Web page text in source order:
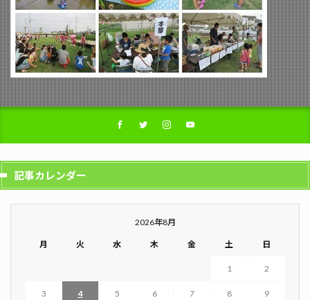
記事カレンダー
2026年8月
月 火 水 木 金 土 日
1 2
3 4 5 6 7 8 9